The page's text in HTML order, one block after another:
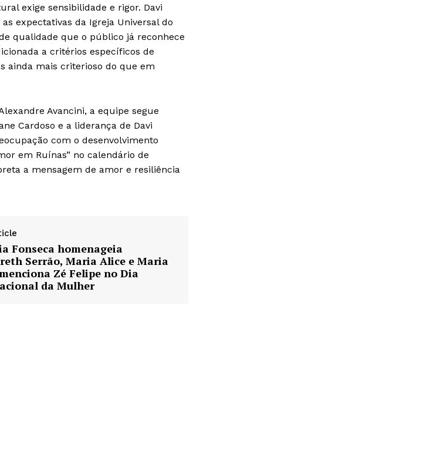
exige sensibilidade e rigor. Davi
expectativas da Igreja Universal do
qualidade que o público já reconhece
a critérios específicos de
ainda mais criterioso do que em
Avancini, a equipe segue
Cardoso e a liderança de Davi
com o desenvolvimento
em Ruínas” no calendário de
a mensagem de amor e resiliência
Fonseca homenageia
Serrão, Maria Alice e Maria
Zé Felipe no Dia
da Mulher